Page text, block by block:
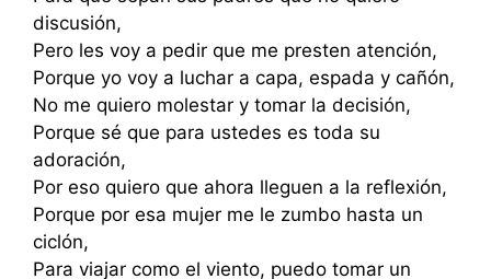
discusión,
Pero les voy a pedir que me presten atención,
Porque yo voy a luchar a capa, espada y cañón,
No me quiero molestar y tomar la decisión,
Porque sé que para ustedes es toda su
adoración,
Por eso quiero que ahora lleguen a la reflexión,
Porque por esa mujer me le zumbo hasta un
ciclón,
Para viajar como el viento, puedo tomar un